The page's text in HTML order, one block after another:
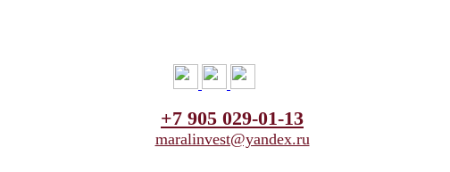
+7 905 029-01-13
maralinvest@yandex.ru